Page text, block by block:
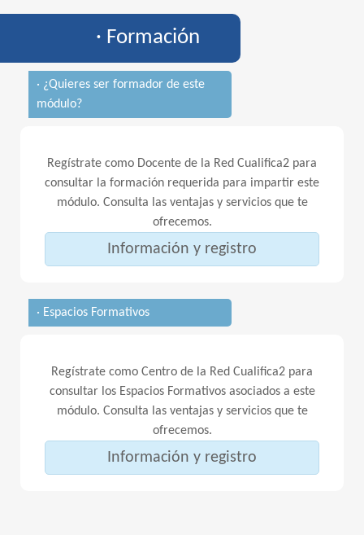
· Formación
· ¿Quieres ser formador de este
módulo?
Regístrate como Docente de la Red Cualifica2 para
consultar la formación requerida para impartir este
módulo. Consulta las ventajas y servicios que te
ofrecemos.
Información y registro
· Espacios Formativos
Regístrate como Centro de la Red Cualifica2 para
consultar los Espacios Formativos asociados a este
módulo. Consulta las ventajas y servicios que te
ofrecemos.
Información y registro